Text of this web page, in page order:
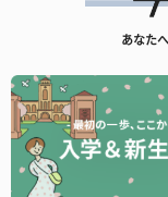
あなた